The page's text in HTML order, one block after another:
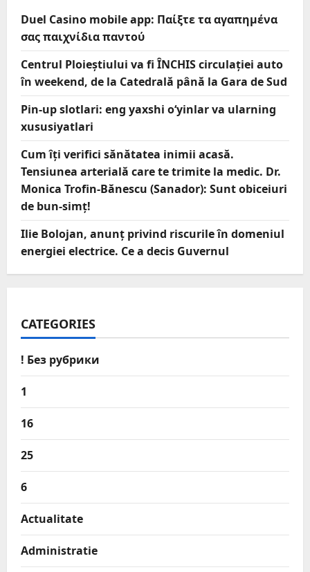
Duel Casino mobile app: Παίξτε τα αγαπημένα
σας παιχνίδια παντού
Centrul Ploieștiului va fi ÎNCHIS circulației auto
în weekend, de la Catedrală până la Gara de Sud
Pin-up slotlari: eng yaxshi o‘yinlar va ularning
xususiyatlari
Cum îți verifici sănătatea inimii acasă.
Tensiunea arterială care te trimite la medic. Dr.
Monica Trofin-Bănescu (Sanador): Sunt obiceiuri
de bun-simț!
Ilie Bolojan, anunț privind riscurile în domeniul
energiei electrice. Ce a decis Guvernul
CATEGORIES
! Без рубрики
1
16
25
6
Actualitate
Administratie